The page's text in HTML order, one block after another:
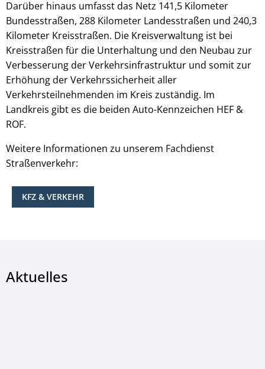
Darüber hinaus umfasst das Netz 141,5 Kilometer
Bundesstraßen, 288 Kilometer Landesstraßen und 240,3
Kilometer Kreisstraßen. Die Kreisverwaltung ist bei
Kreisstraßen für die Unterhaltung und den Neubau zur
Verbesserung der Verkehrsinfrastruktur und somit zur
Erhöhung der Verkehrssicherheit aller
Verkehrsteilnehmenden im Kreis zuständig. Im
Landkreis gibt es die beiden Auto-Kennzeichen HEF &
ROF.
Weitere Informationen zu unserem Fachdienst
Straßenverkehr:
KFZ & VERKEHR
Aktuelles